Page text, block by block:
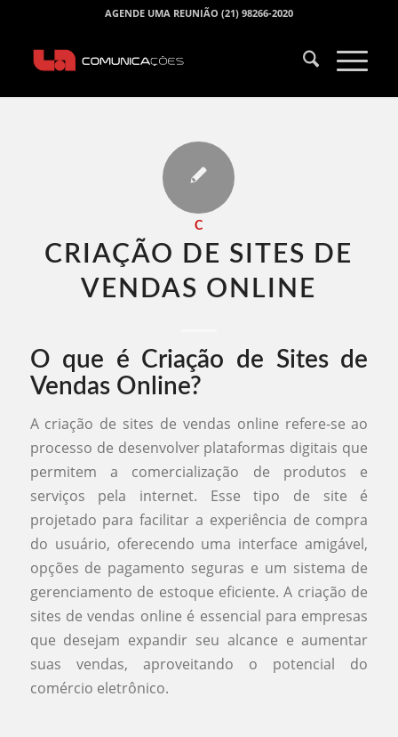
AGENDE UMA REUNIÃO (21) 98266-2020
C
CRIAÇÃO DE SITES DE
VENDAS ONLINE​
O que é Criação de Sites de
Vendas Online?
A criação de sites de vendas online refere-se ao
processo de desenvolver plataformas digitais que
permitem a comercialização de produtos e
serviços pela internet. Esse tipo de site é
projetado para facilitar a experiência de compra
do usuário, oferecendo uma interface amigável,
opções de pagamento seguras e um sistema de
gerenciamento de estoque eficiente. A criação de
sites de vendas online é essencial para empresas
que desejam expandir seu alcance e aumentar
suas vendas, aproveitando o potencial do
comércio eletrônico.